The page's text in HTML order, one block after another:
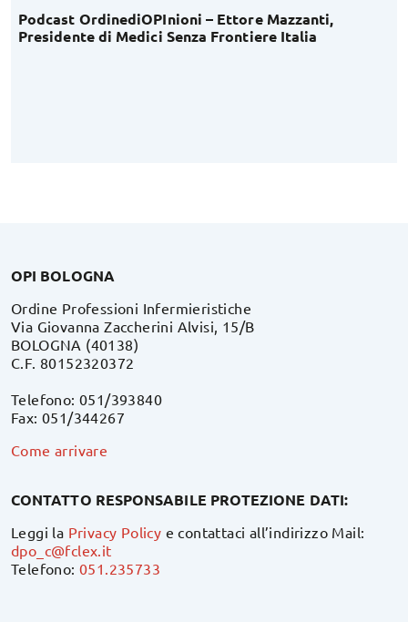
OrdinediOPInioni – Ettore Mazzanti,
di Medici Senza Frontiere Italia
OPI BOLOGNA
Ordine Professioni Infermieristiche
Via Giovanna Zaccherini Alvisi, 15/B
BOLOGNA (40138)
C.F. 80152320372
Telefono: 051/393840
Fax: 051/344267
Come arrivare
CONTATTO RESPONSABILE PROTEZIONE DATI:
Leggi la Privacy Policy e contattaci all’indirizzo Mail:
dpo_c@fclex.it
Telefono:051.235733